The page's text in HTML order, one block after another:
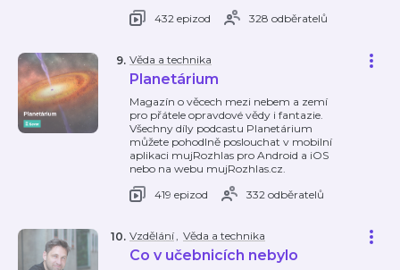
432 epizod
328 odběratelů
Věda a technika
Planetárium
Magazín o věcech mezi nebem a zemí
pro přátele opravdové vědy i fantazie.
Všechny díly podcastu Planetárium
můžete pohodlně poslouchat v mobilní
aplikaci mujRozhlas pro Android a iOS
nebo na webu mujRozhlas.cz.
419 epizod
332 odběratelů
9.
Vzdělání, Věda a technika
Co v učebnicích nebylo
10.